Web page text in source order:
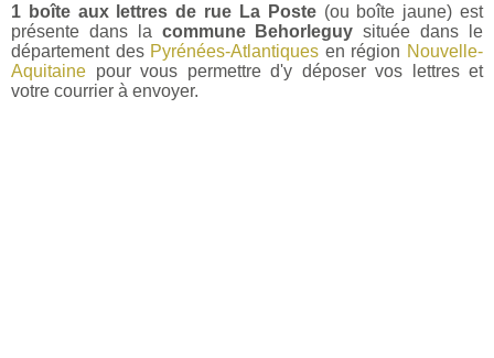
1 boîte aux lettres de rue La Poste(ou boîte jaune) est
présente dans la commune Behorleguy située dans le
département des Pyrénées-Atlantiques en région Nouvelle-
Aquitaine pour vous permettre d'y déposer vos lettres et
votre courrier à envoyer.